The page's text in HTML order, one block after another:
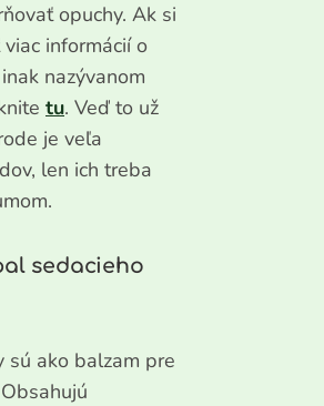
opuchy. Ak si
informácií o
nazývanom
tu. Veď to už
je veľa
len ich treba
sedacieho
sú ako balzam pre